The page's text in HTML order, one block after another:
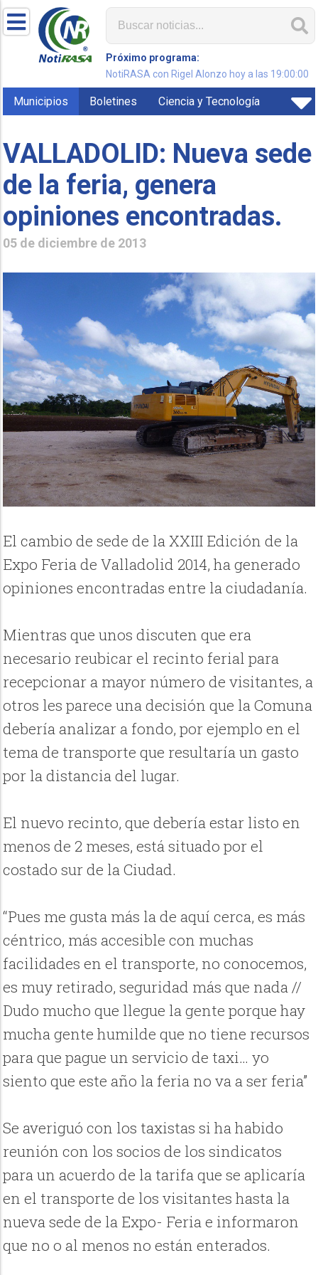
Próximo programa:
NotiRASA con Rigel Alonzo hoy a las 19:00:00
Municipios Boletines Ciencia y Tecnología
VALLADOLID: Nueva sede
de la feria, genera
opiniones encontradas.
05 de diciembre de 2013
El cambio de sede de la XXIII Edición de la
Expo Feria de Valladolid 2014, ha generado
opiniones encontradas entre la ciudadanía.
Mientras que unos discuten que era
necesario reubicar el recinto ferial para
recepcionar a mayor número de visitantes, a
otros les parece una decisión que la Comuna
debería analizar a fondo, por ejemplo en el
tema de transporte que resultaría un gasto
por la distancia del lugar.
El nuevo recinto, que debería estar listo en
menos de 2 meses, está situado por el
costado sur de la Ciudad.
“Pues me gusta más la de aquí cerca, es más
céntrico, más accesible con muchas
facilidades en el transporte, no conocemos,
es muy retirado, seguridad más que nada //
Dudo mucho que llegue la gente porque hay
mucha gente humilde que no tiene recursos
para que pague un servicio de taxi… yo
siento que este año la feria no va a ser feria”
Se averiguó con los taxistas si ha habido
reunión con los socios de los sindicatos
para un acuerdo de la tarifa que se aplicaría
en el transporte de los visitantes hasta la
nueva sede de la Expo- Feria e informaron
que no o al menos no están enterados.